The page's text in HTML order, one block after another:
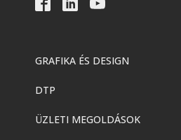
GRAFIKA ÉS DESIGN
DTP
ÜZLETI MEGOLDÁSOK